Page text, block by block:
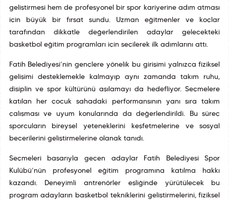
geliştirmesi hem de profesyonel bir spor kariyerine adım atması
için büyük bir fırsat sundu. Uzman eğitmenler ve koçlar
tarafından dikkatle değerlendirilen adaylar gelecekteki
basketbol eğitim programları için seçilerek ilk adımlarını attı.
Fatih Belediyesi’nin gençlere yönelik bu girişimi yalnızca fiziksel
gelişimi desteklemekle kalmayıp aynı zamanda takım ruhu,
disiplin ve spor kültürünü aşılamayı da hedefliyor. Seçmelere
katılan her çocuk sahadaki performansının yanı sıra takım
çalışması ve uyum konularında da değerlendirildi. Bu süreç
sporcuların bireysel yeteneklerini keşfetmelerine ve sosyal
becerilerini geliştirmelerine olanak tanıdı.
Seçmeleri başarıyla geçen adaylar Fatih Belediyesi Spor
Kulübü’nün profesyonel eğitim programına katılma hakkı
kazandı. Deneyimli antrenörler eşliğinde yürütülecek bu
program adayların basketbol tekniklerini geliştirmelerini, fiziksel